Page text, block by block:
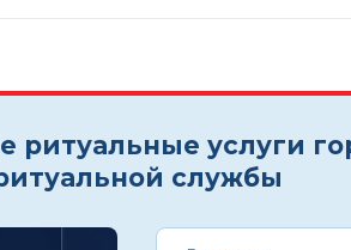
ритуальные услуги
службы